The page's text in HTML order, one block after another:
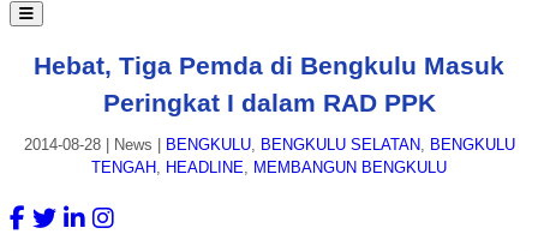
Hebat, Tiga Pemda di Bengkulu Masuk
Peringkat I dalam RAD PPK
2014-08-28| News BENGKULU, BENGKULU SELATAN, BENGKULU
TENGAH, HEADLINE, MEMBANGUN BENGKULU